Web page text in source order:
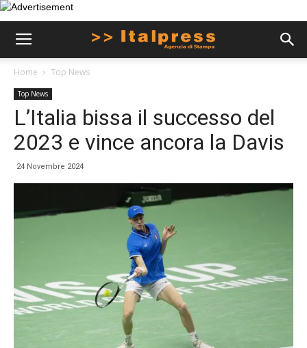
Home Top News
Top News
L’Italia bissa il successo del
2023 e vince ancora la Davis
24 Novembre 2024